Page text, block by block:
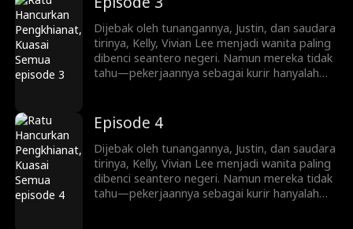
siaran langsung dan konflik keluarga, hingga
melatih Ryan Shaw yang pemalu menjadi
pewaris tangguh, Vivian memainkan
permainan kekuasaan dan balas dendam yang
kejam.
Dijebak oleh tunangannya, Justin, dan saudara
tirinya, Kelly, Vivian Lee menjadi wanita paling
dibenci seantero negeri. Namun mereka tidak
tahu—pekerjaannya sebagai kurir hanyalah
Lee. Mulai dari menjatuhkan lawan lewat
siaran langsung dan konflik keluarga, hingga
melatih Ryan Shaw yang pemalu menjadi
pewaris tangguh, Vivian memainkan
permainan kekuasaan dan balas dendam yang
kejam.
Episode 4
Dijebak oleh tunangannya, Justin, dan saudara
tirinya, Kelly, Vivian Lee menjadi wanita paling
dibenci seantero negeri. Namun mereka tidak
tahu—pekerjaannya sebagai kurir hanyalah